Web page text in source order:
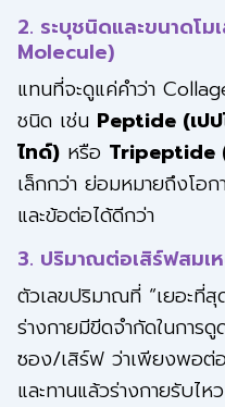
2. ระบุชนิดและขนาดโ
Molecule)
แทนที่จะดูแค่คำว่า
ชนิด เช่น Peptide (เป
ไทด์)หรือ Tripeptide
เล็กกว่า ย่อมหมายถึงโอ
และข้อต่อได้ดีกว่า
3. ปริมาณต่อเสิร์ฟสมเ
ตัวเลขปริมาณที่ “เยอะที่
ร่างกายมีขีดจำกัดในการ
ซอง/เสิร์ฟ ว่าเพียงพอต่
และทานแล้วร่างกายรับไ